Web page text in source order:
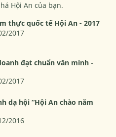
Hội An của bạn.
thực quốc tế Hội An - 2017
2017
đạt chuẩn văn minh -
2017
dạ hội “Hội An chào năm
2016